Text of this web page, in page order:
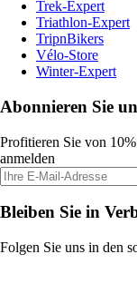
Trek-Expert
Triathlon-Expert
TripnBikers
Vélo-Store
Winter-Expert
Abonnieren Sie
Profitieren Sie von
anmelden
Bleiben Sie in
Folgen Sie uns in den